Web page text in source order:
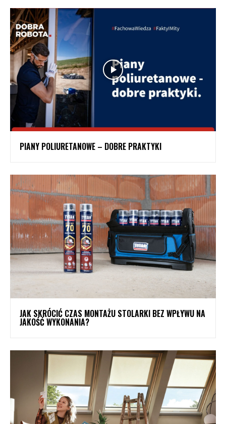
PIANY POLIURETANOWE – DOBRE PRAKTYKI
JAK SKRÓCIĆ CZAS MONTAŻU STOLARKI BEZ WPŁYWU NA
JAKOŚĆ WYKONANIA?